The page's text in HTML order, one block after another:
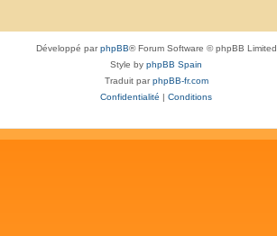
Développé parphpBB® Forum Software © phpBB Limited
Style by phpBB Spain
Traduit parphpBB-fr.com
Confidentialité | Conditions